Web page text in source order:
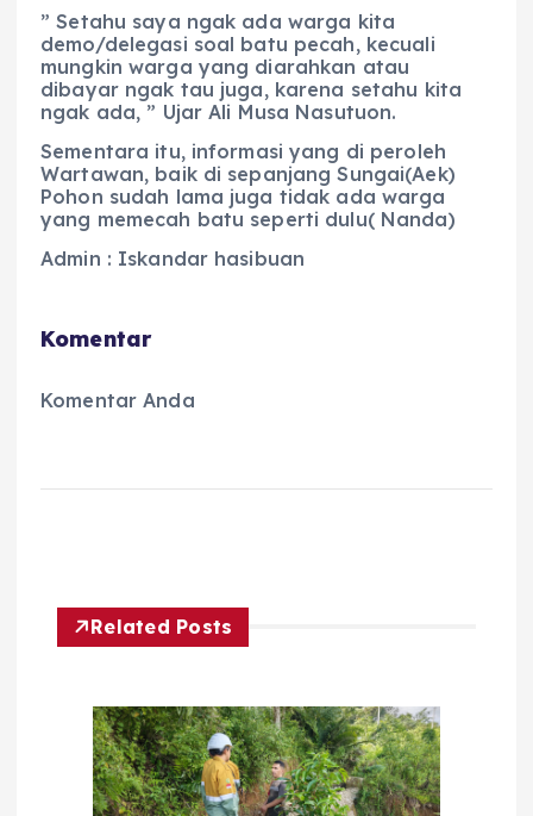
” Setahu saya ngak ada warga kita
demo/delegasi soal batu pecah, kecuali
mungkin warga yang diarahkan atau
dibayar ngak tau juga, karena setahu kita
ngak ada, ” Ujar Ali Musa Nasutuon.
Sementara itu, informasi yang di peroleh
Wartawan, baik di sepanjang Sungai(Aek)
Pohon sudah lama juga tidak ada warga
yang memecah batu seperti dulu( Nanda)
Admin : Iskandar hasibuan
Komentar
Komentar Anda
Related Posts